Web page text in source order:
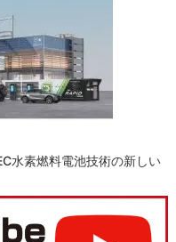
水素燃料電池技術の新しい